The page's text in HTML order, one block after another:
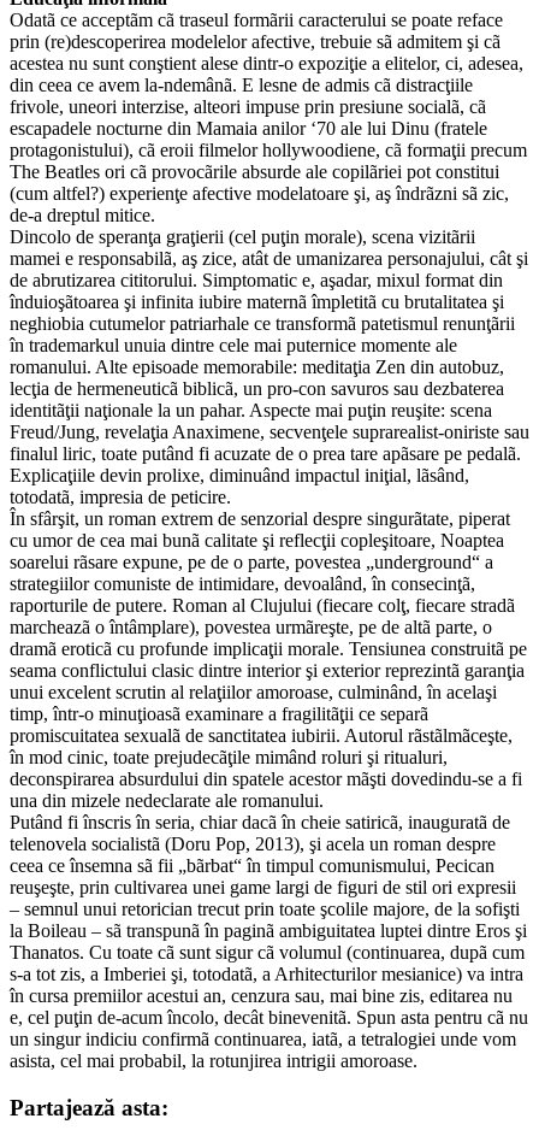
Odatã ce acceptãm cã traseul formãrii caracterului se poate reface
prin (re)descoperirea modelelor afective, trebuie sã admitem şi cã
acestea nu sunt conştient alese dintr-o expoziţie a elitelor, ci, adesea,
din ceea ce avem la-ndemânã. E lesne de admis cã distracţiile
frivole, uneori interzise, alteori impuse prin presiune socialã, cã
escapadele nocturne din Mamaia anilor ‘70 ale lui Dinu (fratele
protagonistului), cã eroii filmelor hollywoodiene, cã formaţii precum
The Beatles ori cã provocãrile absurde ale copilãriei pot constitui
(cum altfel?) experienţe afective modelatoare şi, aş îndrãzni sã zic,
de-a dreptul mitice.
Dincolo de speranţa graţierii (cel puţin morale), scena vizitãrii
mamei e responsabilã, aş zice, atât de umanizarea personajului, cât şi
de abrutizarea cititorului. Simptomatic e, aşadar, mixul format din
înduioşãtoarea şi infinita iubire maternã împletitã cu brutalitatea şi
neghiobia cutumelor patriarhale ce transformã patetismul renunţãrii
în trademarkul unuia dintre cele mai puternice momente ale
romanului. Alte episoade memorabile: meditaţia Zen din autobuz,
lecţia de hermeneuticã biblicã, un pro-con savuros sau dezbaterea
identitãţii naţionale la un pahar. Aspecte mai puţin reuşite: scena
Freud/Jung, revelaţia Anaximene, secvenţele suprarealist-oniriste sau
finalul liric, toate putând fi acuzate de o prea tare apãsare pe pedalã.
Explicaţiile devin prolixe, diminuând impactul iniţial, lãsând,
totodatã, impresia de peticire.
În sfârşit, un roman extrem de senzorial despre singurãtate, piperat
cu umor de cea mai bunã calitate şi reflecţii copleşitoare, Noaptea
soarelui rãsare expune, pe de o parte, povestea „underground“ a
strategiilor comuniste de intimidare, devoalând, în consecinţã,
raporturile de putere. Roman al Clujului (fiecare colţ, fiecare stradã
marcheazã o întâmplare), povestea urmãreşte, pe de altã parte, o
dramã eroticã cu profunde implicaţii morale. Tensiunea construitã pe
seama conflictului clasic dintre interior şi exterior reprezintã garanţia
unui excelent scrutin al relaţiilor amoroase, culminând, în acelaşi
timp, într-o minuţioasã examinare a fragilitãţii ce separã
promiscuitatea sexualã de sanctitatea iubirii. Autorul rãstãlmãceşte,
în mod cinic, toate prejudecãţile mimând roluri şi ritualuri,
deconspirarea absurdului din spatele acestor mãşti dovedindu-se a fi
una din mizele nedeclarate ale romanului.
Putând fi înscris în seria, chiar dacã în cheie satiricã, inauguratã de
telenovela socialistã (Doru Pop, 2013), şi acela un roman despre
ceea ce însemna sã fii „bãrbat“ în timpul comunismului, Pecican
reuşeşte, prin cultivarea unei game largi de figuri de stil ori expresii
– semnul unui retorician trecut prin toate şcolile majore, de la sofişti
la Boileau – sã transpunã în paginã ambiguitatea luptei dintre Eros şi
Thanatos. Cu toate cã sunt sigur cã volumul (continuarea, dupã cum
s-a tot zis, a Imberiei şi, totodatã, a Arhitecturilor mesianice) va intra
în cursa premiilor acestui an, cenzura sau, mai bine zis, editarea nu
e, cel puţin de-acum încolo, decât binevenitã. Spun asta pentru cã nu
un singur indiciu confirmã continuarea, iatã, a tetralogiei unde vom
asista, cel mai probabil, la rotunjirea intrigii amoroase.
Partajează asta: